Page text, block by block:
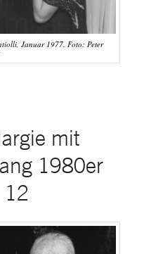
Januar 1977. Foto: Peter
mit
1980er
12